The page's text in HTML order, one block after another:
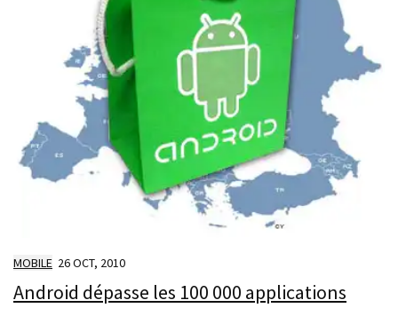
MOBILE 26 OCT, 2010
Android dépasse les 100 000 applications